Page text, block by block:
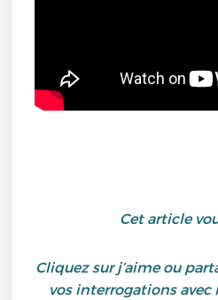
Cet article
Cliquez sur j’aime ou
vos interrogations